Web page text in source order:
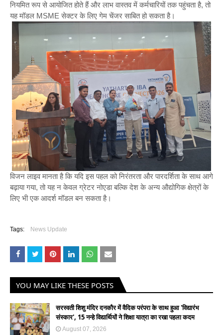
नियमित रूप से आयोजित होते हैं और लाभ वास्तव में कर्मचारियों तक पहुंचता है, तो
यह मॉडल MSME सेक्टर के लिए गेम चेंजर साबित हो सकता है।
विजन लाइव मानता है कि यदि इस पहल को निरंतरता और पारदर्शिता के साथ आगे
बढ़ाया गया, तो यह न केवल ग्रेटर नोएडा बल्कि देश के अन्य औद्योगिक क्षेत्रों के
लिए भी एक आदर्श मॉडल बन सकता है।
Tags: News Update
YOU MAY LIKE THESE POSTS
सरस्वती शिशु मंदिर दनकौर में वैदिक परंपरा के साथ हुआ 'विद्यारंभ
संस्कार', 15 नन्हे विद्यार्थियों ने शिक्षा यात्रा का रखा पहला कदम
August 07, 2026